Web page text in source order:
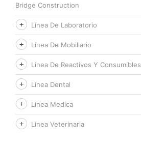
Bridge Construction
Línea De Laboratorio
Línea De Mobiliario
Línea De Reactivos Y Consumibles
Línea Dental
Línea Medica
Línea Veterinaria